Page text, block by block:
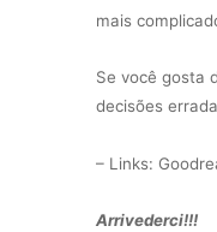
mais
Se você gosta
decisões
– Links:
Arrivederci!!!